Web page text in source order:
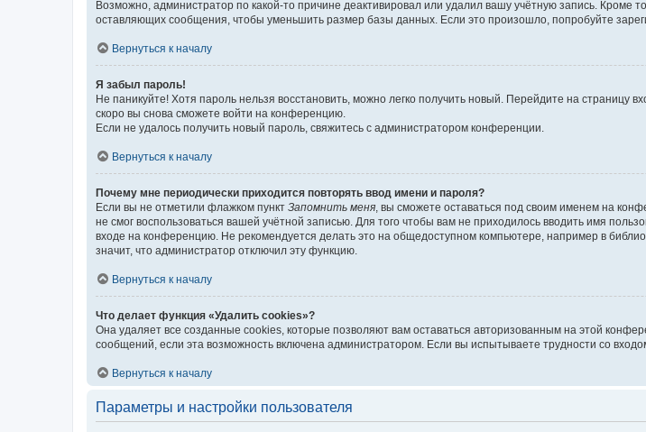
Возможно, администратор по какой-то причине деактивировал или удалил вашу учётную запись. Кроме
оставляющих сообщения, чтобы уменьшить размер базы данных. Если это произошло, попробуйте
Вернуться к началу
Я забыл пароль!
Не паникуйте! Хотя пароль нельзя восстановить, можно легко получить новый. Перейдите на страницу
скоро вы снова сможете войти на конференцию.
Если не удалось получить новый пароль, свяжитесь с администратором конференции.
Вернуться к началу
Почему мне периодически приходится повторять ввод имени и пароля?
Если вы не отметили флажком пункт Запомнить меня , вы сможете оставаться под своим именем на
не смог воспользоваться вашей учётной записью. Для того чтобы вам не приходилось вводить имя
входе на конференцию. Не рекомендуется делать это на общедоступном компьютере, например в
значит, что администратор отключил эту функцию.
Вернуться к началу
Что делает функция «Удалить cookies»?
Она удаляет все созданные cookies, которые позволяют вам оставаться авторизованным на этой
сообщений, если эта возможность включена администратором. Если вы испытываете трудности со
Вернуться к началу
Параметры и настройки пользователя